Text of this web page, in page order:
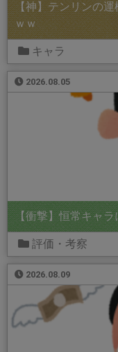
【神】テンリンの
ｗｗ
キャラ
2026.08.05
【衝撃】恒常キャ
評価・考察
2026.08.09